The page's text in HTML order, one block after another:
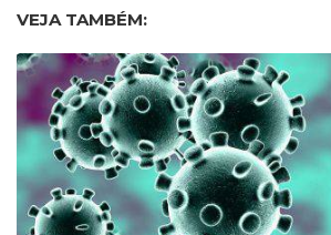
VEJA TAMBÉM: